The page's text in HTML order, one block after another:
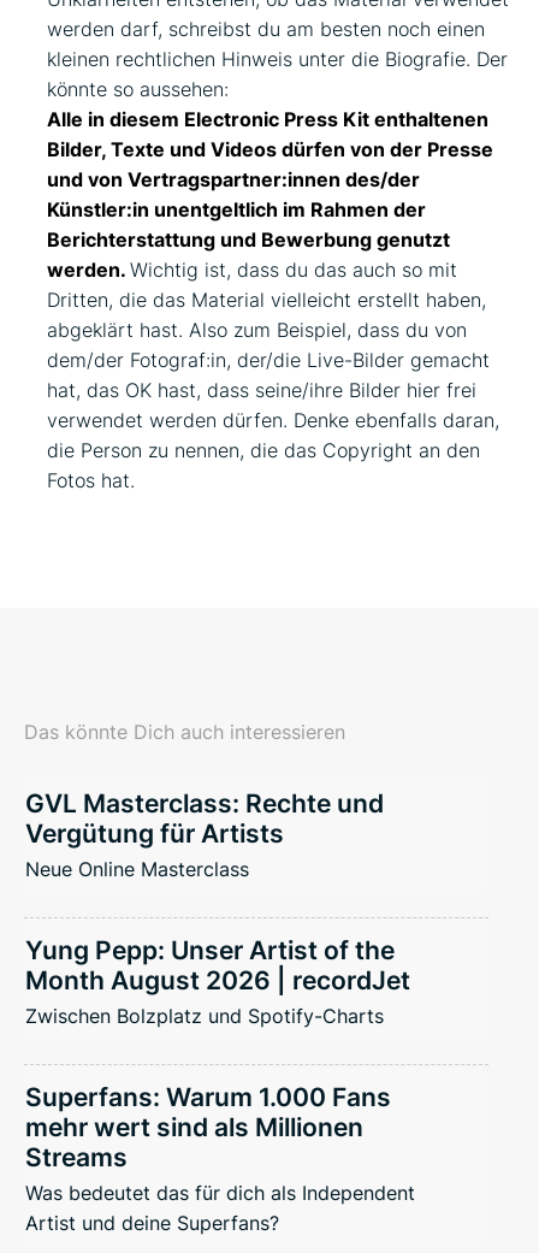
werden darf, schreibst du am besten noch einen
kleinen rechtlichen Hinweis unter die Biografie. Der
könnte so aussehen:
Alle in diesem Electronic Press Kit enthaltenen
Bilder, Texte und Videos dürfen von der Presse
und von Vertragspartner:innen des/der
Künstler:in unentgeltlich im Rahmen der
Berichterstattung und Bewerbung genutzt
werden.Wichtig ist, dass du das auch so mit
Dritten, die das Material vielleicht erstellt haben,
abgeklärt hast. Also zum Beispiel, dass du von
dem/der Fotograf:in, der/die Live-Bilder gemacht
hat, das OK hast, dass seine/ihre Bilder hier frei
verwendet werden dürfen. Denke ebenfalls daran,
die Person zu nennen, die das Copyright an den
Fotos hat.
Das könnte Dich auch interessieren
GVL Masterclass: Rechte und
Vergütung für Artists
Neue Online Masterclass
Yung Pepp: Unser Artist of the
Month August 2026 | recordJet
Zwischen Bolzplatz und Spotify-Charts
Superfans: Warum 1.000 Fans
mehr wert sind als Millionen
Streams
Was bedeutet das für dich als Independent
Artist und deine Superfans?